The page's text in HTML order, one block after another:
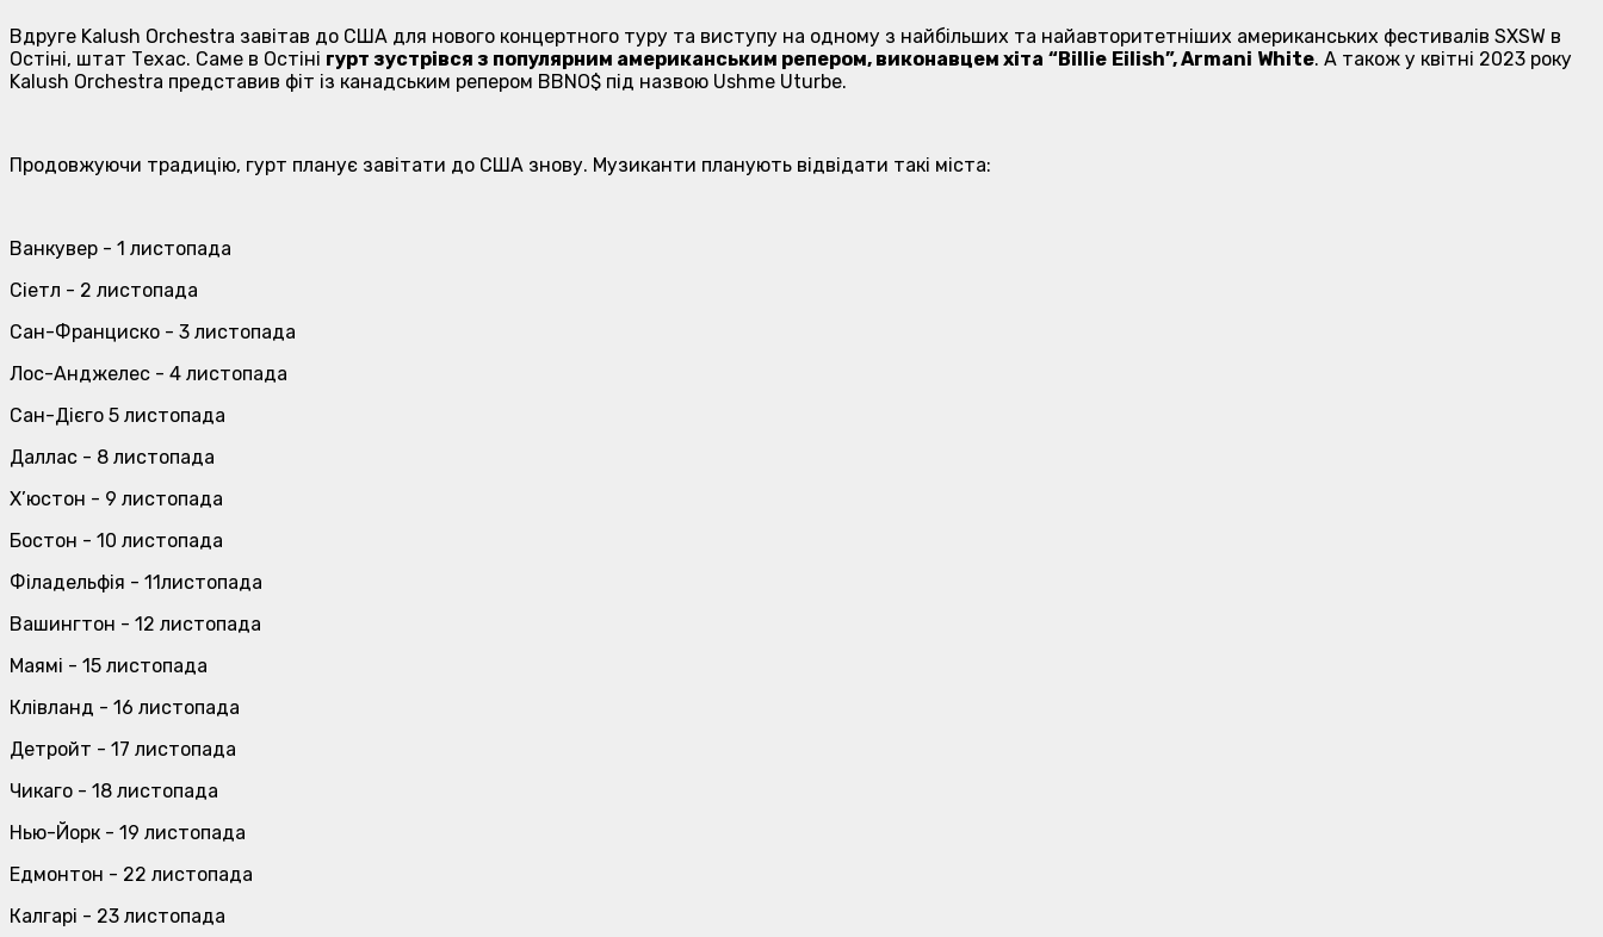
Вдруге Kalush Orchestra завітав до США для нового концертного туру та виступу на одному з найбільших та найавторитетніших американських фестивалів SXSW в
Остіні, штат Техас. Саме в Остіні гурт зустрівся з популярним американським репером, виконавцем хіта “Billie Eilish”,Armani White. А також у квітні 2023 року
Kalush Orchestra представив фіт із канадським репером BBNO$ під назвою Ushme Uturbe.
Продовжуючи традицію, гурт планує завітати до США знову. Музиканти планують відвідати такі міста:
Ванкувер - 1 листопада
Сіетл - 2 листопада
Сан-Франциско - 3 листопада
Лос-Анджелес - 4 листопада
Сан-Дієго 5 листопада
Даллас - 8 листопада
Х’юстон - 9 листопада
Бостон - 10 листопада
Філадельфія - 11листопада
Вашингтон - 12 листопада
Маямі - 15 листопада
Клівланд - 16 листопада
Детройт - 17 листопада
Чикаго - 18 листопада
Нью-Йорк - 19 листопада
Едмонтон - 22 листопада
Калгарі - 23 листопада